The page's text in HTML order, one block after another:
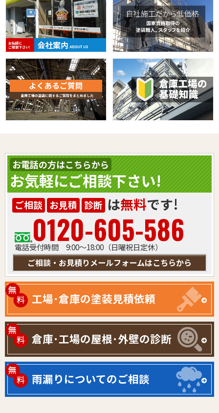
お電話の方はこちらから
お気軽にご相談下さい!
ご相談 お見積 診断 は無料です!
0120-605-586
電話受付時間 9:00～18:00（日曜祝日定休）
ご相談・お見積りメールフォームはこちらから
工場･倉庫の塗装見積依頼
倉庫･工場の屋根･外壁の診断
雨漏りについてのご相談